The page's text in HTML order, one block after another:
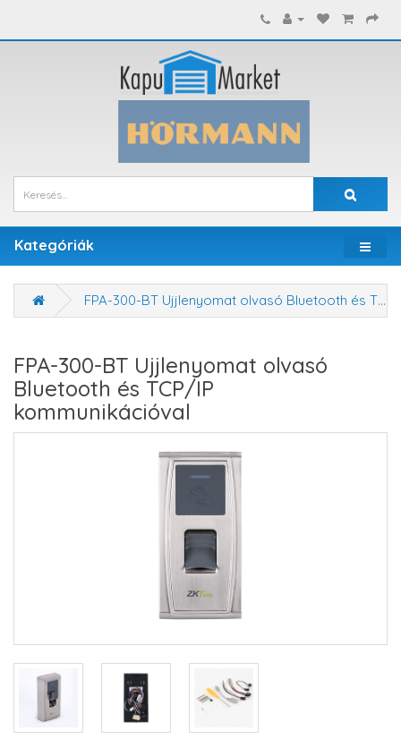
Kategóriák
FPA-300-BT Ujjlenyomat olvasó Bluetooth és TCP/IP kommunikációval
FPA-300-BT Ujjlenyomat olvasó
Bluetooth és TCP/IP
kommunikációval